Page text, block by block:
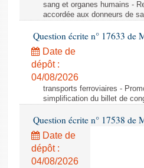
sang et organes humains -
accordée aux donneurs de
Question écrite n° 17633 de
Date de
dépôt :
04/08/2026
transports ferroviaires -
simplification du billet de
Question écrite n° 17538 de
Date de
dépôt :
04/08/2026